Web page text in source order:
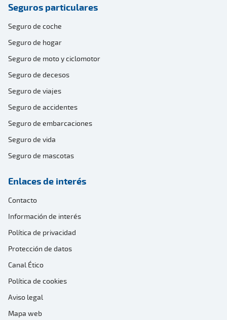
Seguros particulares
Seguro de coche
Seguro de hogar
Seguro de moto y ciclomotor
Seguro de decesos
Seguro de viajes
Seguro de accidentes
Seguro de embarcaciones
Seguro de vida
Seguro de mascotas
Enlaces de interés
Contacto
Información de interés
Política de privacidad
Protección de datos
Canal Ético
Política de cookies
Aviso legal
Mapa web